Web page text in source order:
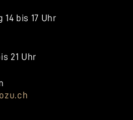
bis 17 Uhr
21 Uhr